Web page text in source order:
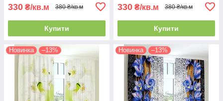
330 ₴/кв.м 380 ₴/кв.м
Купити
330 ₴/кв.м 380 ₴/кв.м
Купити
Новинка –13% Новинка –13%